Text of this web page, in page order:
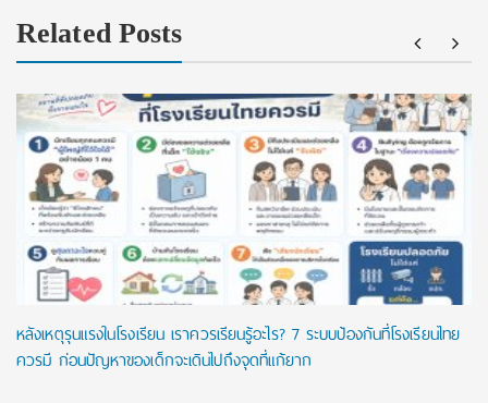
Related Posts
หลังเหตุรุนแรงในโรงเรียน เราควรเรียนรู้อะไร? 7 ระบบป้องกันที่โรงเรียนไทย
ควรมี ก่อนปัญหาของเด็กจะเดินไปถึงจุดที่แก้ยาก